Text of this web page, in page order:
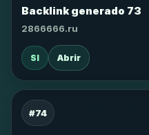
Backlink generado 73
2866666.ru
SI Abrir
#74